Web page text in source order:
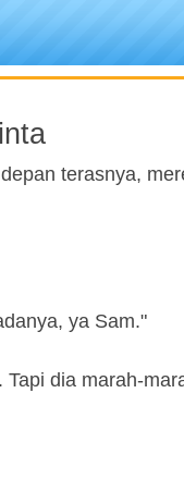
terasnya,
ya Sam."
dia marah-